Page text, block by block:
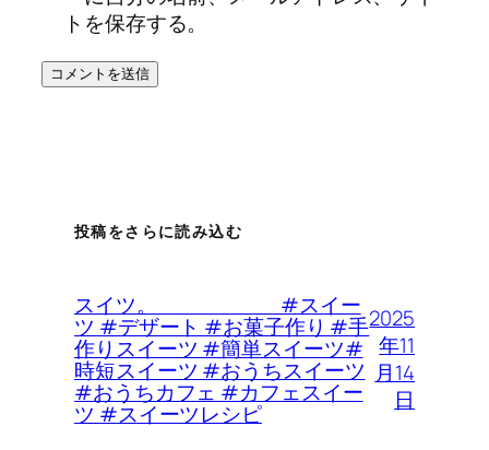
トを保存する。
投稿をさらに読み込む
スイツ。 #スイー
ツ #デザート #お菓子作り #手
作りスイーツ #簡単スイーツ#
時短スイーツ #おうちスイーツ
#おうちカフェ #カフェスイー
ツ #スイーツレシピ
2025
年11
月14
日